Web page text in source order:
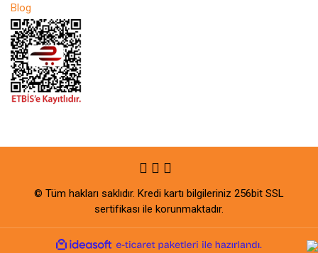
Blog
© Tüm hakları saklıdır. Kredi kartı bilgileriniz 256bit SSL
sertifikası ile korunmaktadır.
ideasoft e-